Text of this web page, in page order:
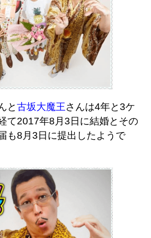
と古坂大魔王さんは4年と3ケ
て2017年8月3日に結婚とその
も8月3日に提出したようで